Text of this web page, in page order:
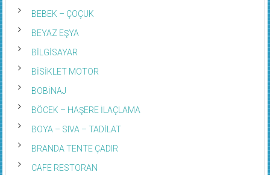
BEBEK – ÇOÇUK
BEYAZ EŞYA
BİLGİSAYAR
BİSİKLET MOTOR
BOBİNAJ
BÖCEK – HAŞERE İLAÇLAMA
BOYA – SIVA – TADİLAT
BRANDA TENTE ÇADIR
CAFE RESTORAN